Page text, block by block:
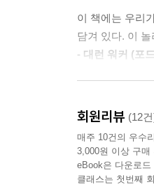
“기술의 미래를
빅테크 시대 인
이의를 제기하
예방 효과를 줄
지금 스탠퍼드
이 책에는 우리
담겨 있다. 이
- 대런 워커 (포
- 앤마리 슬로터
모든 소프트웨
- 가베 클라인먼
회원리뷰 (12
매주 10건의 우수
3,000원 이상 구매
eBook은 다운로
클래스는 첫번째